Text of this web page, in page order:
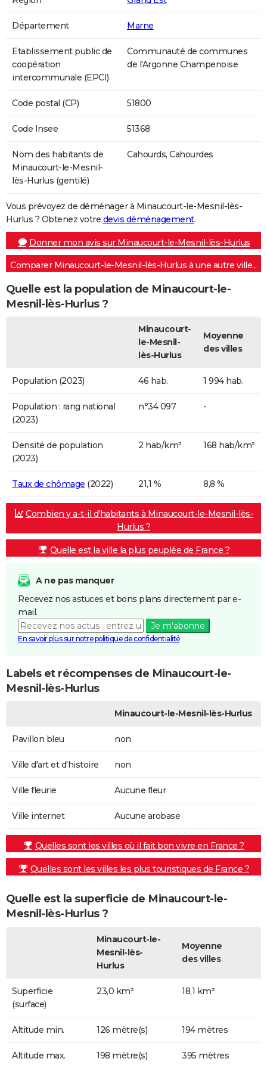
Département Marne
Etablissement public de
coopération
intercommunale (EPCI)
Communauté de communes
de l'Argonne Champenoise
Code postal (CP) 51800
Code Insee 51368
Nom des habitants de
Minaucourt-le-Mesnil-
lès-Hurlus (gentilé)
Cahourds, Cahourdes
Vous prévoyez de déménager à Minaucourt-le-Mesnil-lès-
Hurlus ? Obtenez votre devis déménagement.
Donner mon avis sur Minaucourt-le-Mesnil-lès-Hurlus
Comparer Minaucourt-le-Mesnil-lès-Hurlus à une autre ville...
Quelle est la population de Minaucourt-le-
Mesnil-lès-Hurlus ?
Minaucourt-
le-Mesnil-
lès-Hurlus
Moyenne
des villes
Population (2023) 46 hab. 1 994 hab.
Population : rang national
(2023)
n°34 097 -
Densité de population
(2023)
2 hab/km² 168 hab/km²
Taux de chômage (2022) 21,1 % 8,8 %
Combien y a-t-il d'habitants à Minaucourt-le-Mesnil-lès-
Hurlus ?
Quelle est la ville la plus peuplée de France ?
A ne pas manquer
Recevez nos astuces et bons plans directement par e-
mail.
Je m'abonne
En savoir plus sur notre politique de confidentialité
Labels et récompenses de Minaucourt-le-
Mesnil-lès-Hurlus
Minaucourt-le-Mesnil-lès-Hurlus
Pavillon bleu non
Ville d'art et d'histoire non
Ville fleurie Aucune fleur
Ville internet Aucune arobase
Quelles sont les villes où il fait bon vivre en France ?
Quelles sont les villes les plus touristiques de France ?
Quelle est la superficie de Minaucourt-le-
Mesnil-lès-Hurlus ?
Minaucourt-le-
Mesnil-lès-
Hurlus
Moyenne
des villes
Superficie
(surface)
23,0 km² 18,1 km²
Altitude min. 126 mètre(s) 194 mètres
Altitude max. 198 mètre(s) 395 mètres